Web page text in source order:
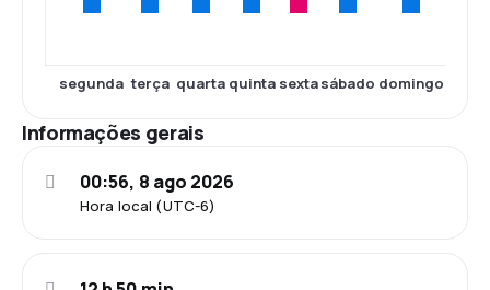
segunda terça quarta quinta sextasábado domingo
Informações gerais
Hora local (UTC-6)
00:56, 8 ago 2026